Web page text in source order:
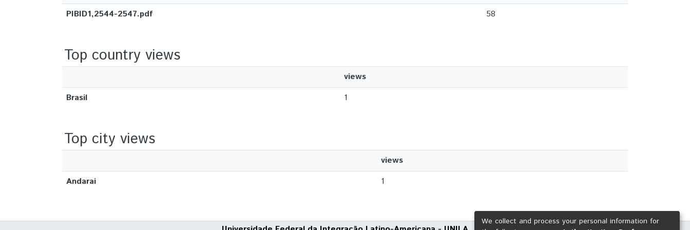
PIBID1,2544-2547.pdf
58
Top country views
views
Brasil
1
Top city views
views
Andarai
1
We collect and process your personal information for